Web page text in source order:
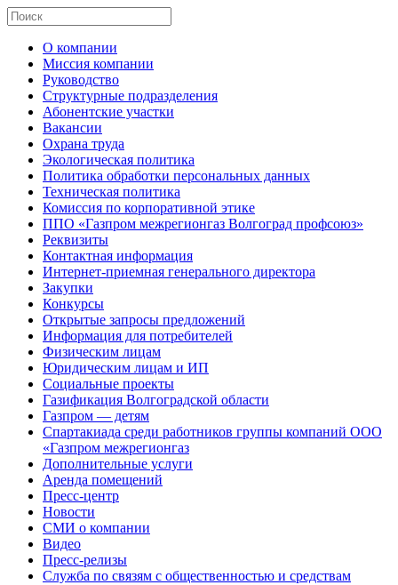
О компании
Миссия компании
Руководство
Структурные подразделения
Абонентские участки
Вакансии
Охрана труда
Экологическая политика
Политика обработки персональных данных
Техническая политика
Комиссия по корпоративной этике
ППО «Газпром межрегионгаз Волгоград профсоюз»
Реквизиты
Контактная информация
Интернет-приемная генерального директора
Закупки
Конкурсы
Открытые запросы предложений
Информация для потребителей
Физическим лицам
Юридическим лицам и ИП
Социальные проекты
Газификация Волгоградской области
Газпром — детям
Спартакиада среди работников группы компаний ООО
«Газпром межрегионгаз
Дополнительные услуги
Аренда помещений
Пресс-центр
Новости
СМИ о компании
Видео
Пресс-релизы
Служба по связям с общественностью и средствам